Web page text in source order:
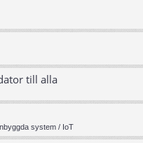
till alla
system / IoT